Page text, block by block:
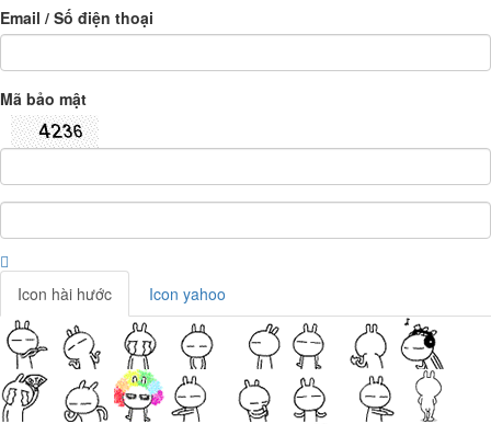
Email / Số điện thoại
Mã bảo mật
Icon hài hước Icon yahoo